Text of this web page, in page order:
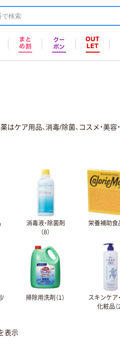
はケア用品、消毒/除菌、コスメ・
消毒液・除菌剤
（8）
栄養補助食
/
掃除用洗剤（1）
スキンケア
化粧品（2
表示